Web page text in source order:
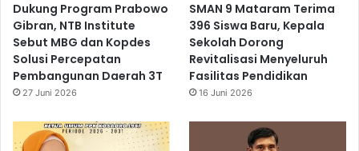
Dukung Program Prabowo
Gibran, NTB Institute
Sebut MBG dan Kopdes
Solusi Percepatan
Pembangunan Daerah 3T
27 Juni 2026
SMAN 9 Mataram Terima
396 Siswa Baru, Kepala
Sekolah Dorong
Revitalisasi Menyeluruh
Fasilitas Pendidikan
16 Juni 2026